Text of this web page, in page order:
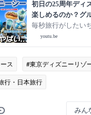
初日の25周年ディ
楽しめるのか？グ
大満喫の1日 #ディ
ニー 【ディズニ
毎秒旅行がしたい
youtu.be
ス #東京ディズニーリゾ
行・日本旅行
みん